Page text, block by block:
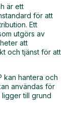
är ett
för att
Ett
utgörs av
att
och tjänst för att
kan hantera och
användas för
ligger till grund